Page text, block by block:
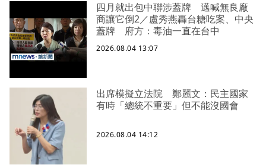
四月就出包中聯涉蓋牌 邁喊無良廠
商讓它倒2／盧秀燕轟台糖吃案、中央
蓋牌 府方：毒油一直在台中
2026.08.04 13:07
出席模擬立法院 鄭麗文：民主國家
有時「總統不重要」但不能沒國會
2026.08.04 14:12